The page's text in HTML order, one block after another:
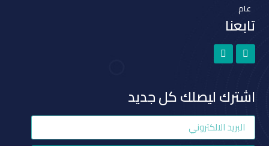
عام
تابعنا
اشترك ليصلك كل جديد